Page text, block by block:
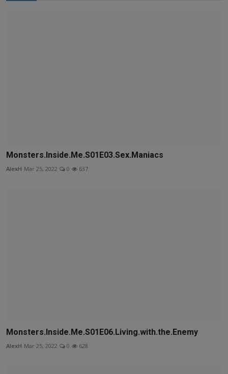
Monsters.Inside.Me.S01E03.Sex.Maniacs
AlexH Mar 25, 2022 0 637
Monsters.Inside.Me.S01E06.Living.with.the.Enemy
AlexH Mar 25, 2022 0 628